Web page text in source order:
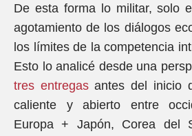
De esta forma lo militar, solo
agotamiento de los diálogos
los límites de la competencia
Esto lo analicé desde una
tres entregasantes del inicio
caliente y abierto entre
Europa + Japón, Corea del